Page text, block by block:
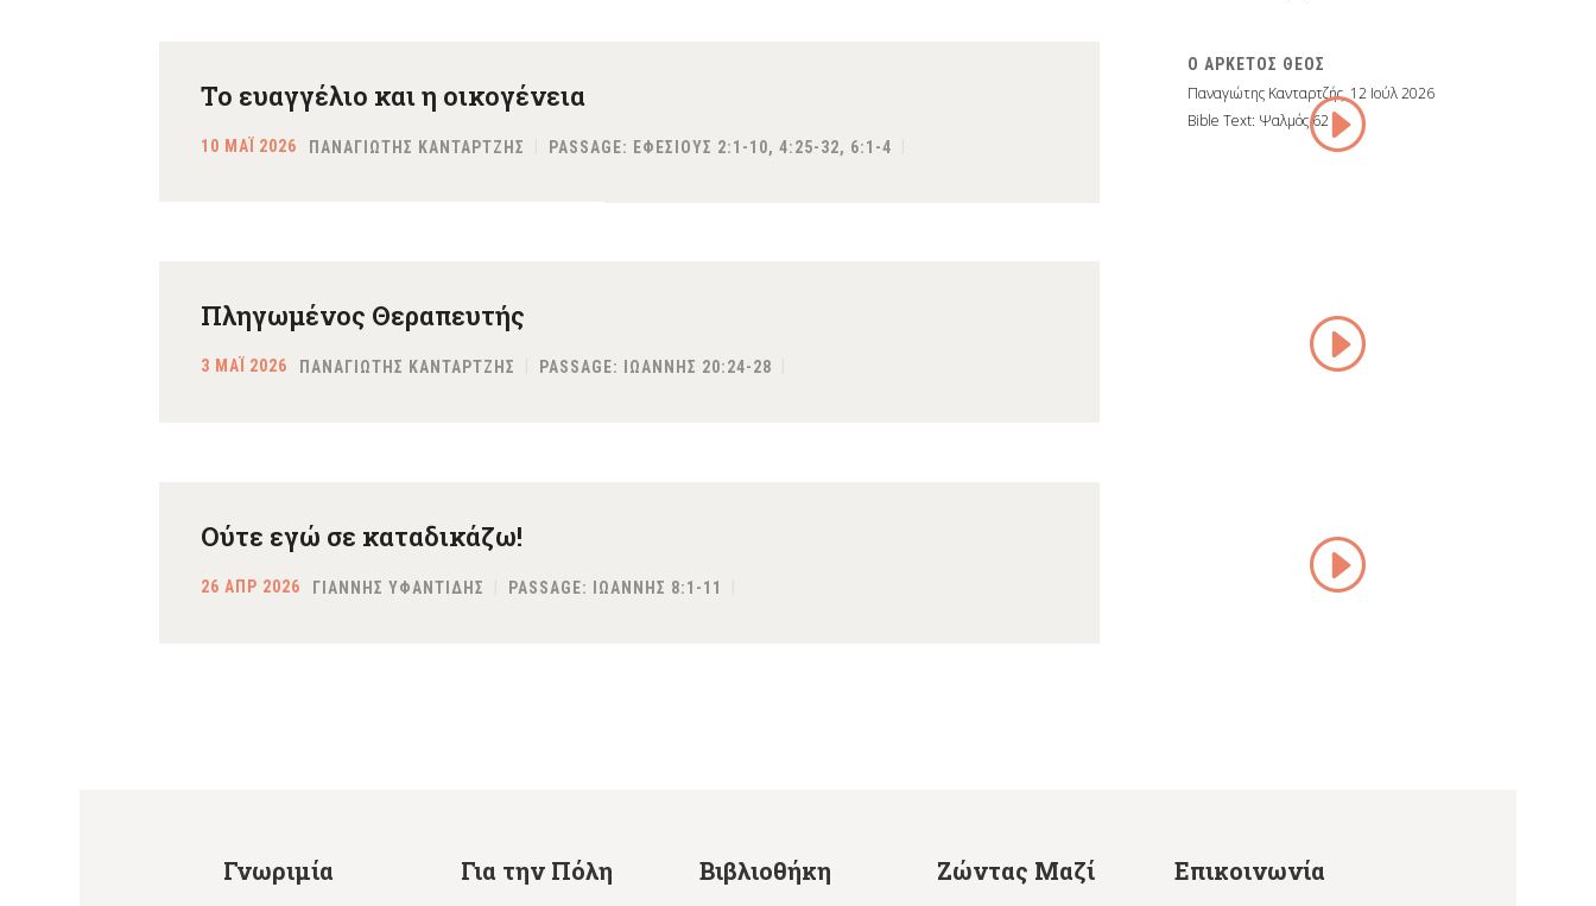
Το ευαγγέλιο και η οικογένεια
10 ΜΑΪ 2026 ΠΑΝΑΓΙΩΤΗΣ ΚΑΝΤΑΡΤΖΗΣ PASSAGE: ΕΦΕΣΙΟΥΣ 2:1-10, 4:25-32, 6:1-4
Πληγωμένος Θεραπευτής
3 ΜΑΪ 2026 ΠΑΝΑΓΙΩΤΗΣ ΚΑΝΤΑΡΤΖΗΣ PASSAGE: ΙΩΑΝΝΗΣ 20:24-28
Ούτε εγώ σε καταδικάζω!
26 ΑΠΡ 2026 ΓΙΑΝΝΗΣ ΥΦΑΝΤΙΔΗΣ PASSAGE: ΙΩΑΝΝΗΣ 8:1-11
Ο ΑΡΚΕΤΟΣ ΘΕΟΣ
Παναγιώτης Κανταρτζής,12 Ιούλ 2026
Bible Text: Ψαλμός 62
Γνωριμία Για την Πόλη Βιβλιοθήκη Ζώντας Μαζί Επικοινωνία